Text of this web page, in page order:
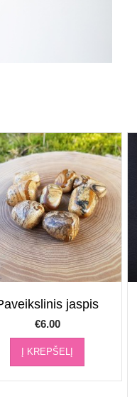
jaspis
€6.00
Į KREPŠELĮ